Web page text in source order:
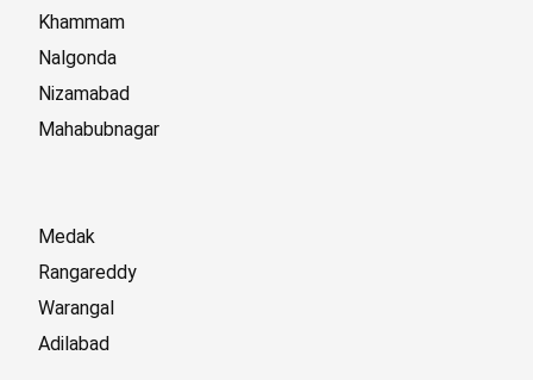
Khammam
Nalgonda
Nizamabad
Mahabubnagar
Medak
Rangareddy
Warangal
Adilabad